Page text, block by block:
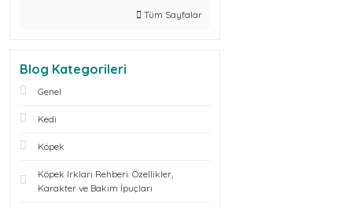
Tüm Sayfalar
Blog Kategorileri
Genel
Kedi
Köpek
Köpek Irkları Rehberi: Özellikler,
Karakter ve Bakım İpuçları